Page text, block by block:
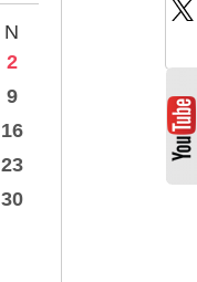
N
2
9
16
23
30